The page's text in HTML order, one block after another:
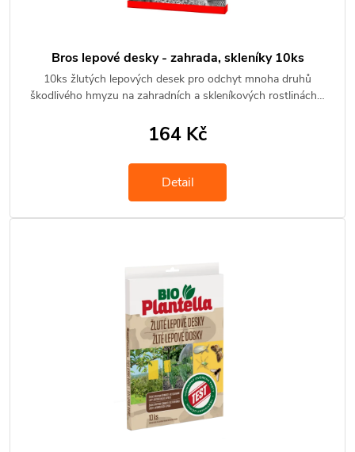
Bros lepové desky - zahrada, skleníky 10ks
10ks žlutých lepových desek pro odchyt mnoha druhů
škodlivého hmyzu na zahradních a skleníkových rostlinách…
164 Kč
Detail